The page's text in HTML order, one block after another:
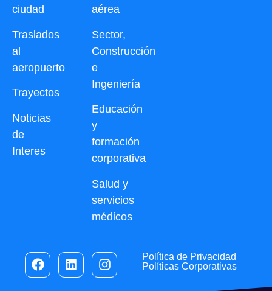
ciudad
Traslados
al
aeropuerto
Trayectos
Noticias
de
Interes
aérea
Sector,
Construcción
e
Ingeniería
Educación
y
formación
corporativa
Salud y
servicios
médicos
Política de Privacidad
Políticas Corporativas